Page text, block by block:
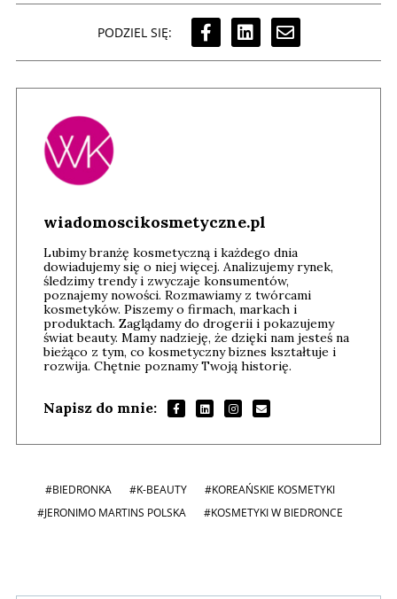
PODZIEL SIĘ:
wiadomoscikosmetyczne.pl
Lubimy branżę kosmetyczną i każdego dnia
dowiadujemy się o niej więcej. Analizujemy rynek,
śledzimy trendy i zwyczaje konsumentów,
poznajemy nowości. Rozmawiamy z twórcami
kosmetyków. Piszemy o firmach, markach i
produktach. Zaglądamy do drogerii i pokazujemy
świat beauty. Mamy nadzieję, że dzięki nam jesteś na
bieżąco z tym, co kosmetyczny biznes kształtuje i
rozwija. Chętnie poznamy Twoją historię.
Napisz do mnie:
#BIEDRONKA #K-BEAUTY
#KOREAŃSKIE KOSMETYKI
#JERONIMO MARTINS POLSKA
#KOSMETYKI W BIEDRONCE